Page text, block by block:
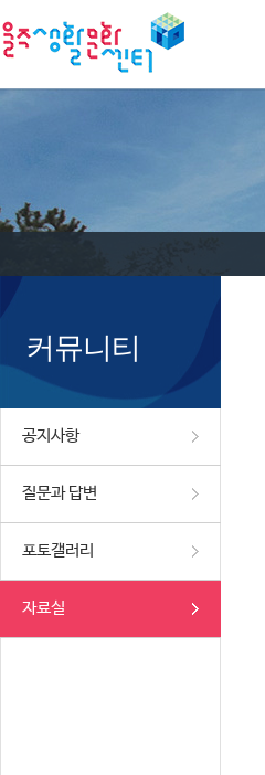
커뮤니티
공지사항
질문과 답변
포토갤러리
자료실